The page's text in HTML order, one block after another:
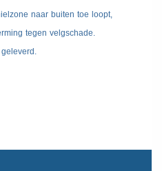
naar buiten toe loopt,
tegen velgschade.